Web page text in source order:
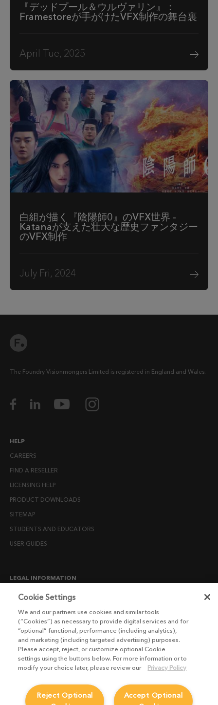
『デッドプール＆ウルヴァリン』：
Framestoreが手がけたVFX制作の舞台裏
April Tue, 2025
白組が描く『陰陽師0』のVFX世界 -
Katanaが支えた壮大な歴史ファンタジー
のVFX制作
July Fri, 2024
The Foundry Visionmongers Limited is registered in England and Wales.
HELP
CAREERS
FIND A RESELLER
LICENSING HELP
PRODUCT DOWNLOADS
SITEMAP
STUDENTS AND EDUCATORS
USER GUIDES
LEGAL INFORMATION
CANDIDATE PRIVACY NOTICE
END USER LICENSE AGREEMENTS
ENVIRONMENT POLICY
ESG MISSION STATEMENT
LICENSE COMPLIANCE
MODERN SLAVERY ACT STATEMENT
Cookie Settings
We and our partners use cookies and similar tools
(“Cookies”) as necessary to provide digital services and for
“optional” functional, performance (including analytics),
and marketing (including targeted advertising) purposes.
Please accept, reject, or customize optional Cookie
settings using the buttons below. For more information or to
modify your choice later, please review our
Privacy Policy
Accept Optional
Reject Optional